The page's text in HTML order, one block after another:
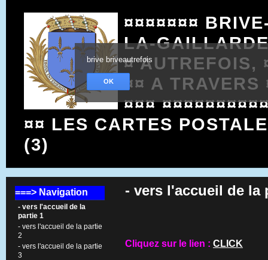
brive briveautrefois
OK
¤¤¤¤¤¤¤
LA-
¤ AUTREFOIS,
¤¤ A TRAVERS
¤¤¤
¤¤ LES CARTES
(3)
===> Navigation
- vers l'accueil de la
partie 1
- vers l'accueil de la partie
2
- vers l'accueil de la partie
3
- vers l'accueil de la
Cliquez sur le lien : CLICK